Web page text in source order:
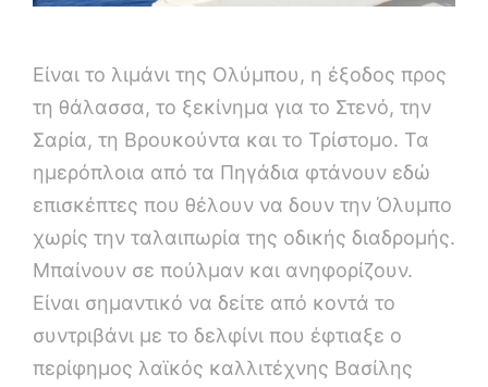
Είναι το λιμάνι της Ολύμπου, η έξοδος προς
τη θάλασσα, το ξεκίνημα για το Στενό, την
Σαρία, τη Βρουκούντα και το Τρίστομο. Τα
ημερόπλοια από τα Πηγάδια φτάνουν εδώ
επισκέπτες που θέλουν να δουν την Όλυμπο
χωρίς την ταλαιπωρία της οδικής διαδρομής.
Μπαίνουν σε πούλμαν και ανηφορίζουν.
Είναι σημαντικό να δείτε από κοντά το
συντριβάνι με το δελφίνι που έφτιαξε ο
περίφημος λαϊκός καλλιτέχνης Βασίλης